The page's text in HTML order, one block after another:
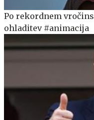
Po rekordnem
ohladitev #animacija